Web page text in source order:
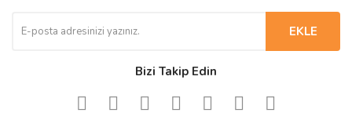
EKLE
Bizi Takip Edin